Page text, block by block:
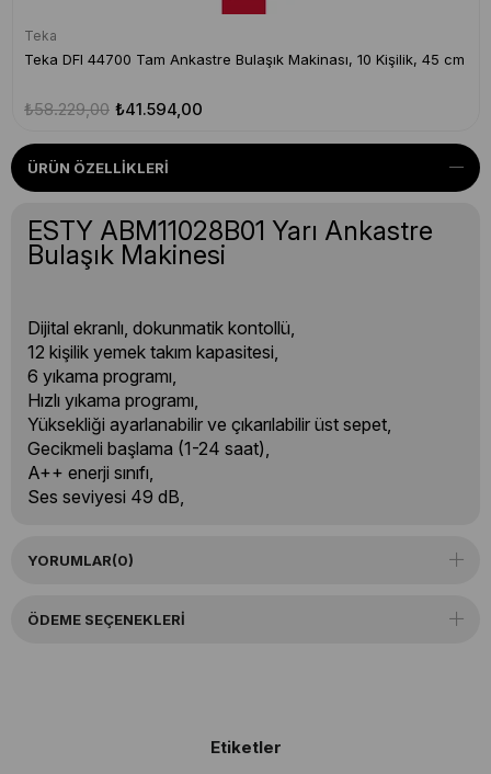
Teka
Teka DFI 44700 Tam Ankastre Bulaşık Makinası, 10 Kişilik, 45 cm
₺41.594,00
₺58.229,00
ÜRÜN ÖZELLIKLERI
ESTY ABM11028B01 Yarı Ankastre
Bulaşık Makinesi
Dijital ekranlı, dokunmatik kontollü,
12 kişilik yemek takım kapasitesi,
6 yıkama programı,
Hızlı yıkama programı,
Yüksekliği ayarlanabilir ve çıkarılabilir üst sepet,
Gecikmeli başlama (1-24 saat),
A++ enerji sınıfı,
Ses seviyesi 49 dB,
YORUMLAR(0)
ÖDEME SEÇENEKLERI
Etiketler